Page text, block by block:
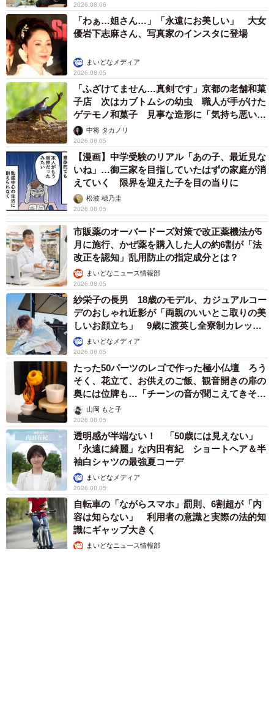
2026.08.06
「わぁ…姐さん…」「永遠にお美しい」 大女
優岩下志麻さん、写真家のインスタに登場
まいどなメディア
2026.08.05
「ふざけてません…真剣です」京都の老舗和菓
子店 次はカブトムシの幼虫 職人が手がけた
ゲテモノ和菓子 見事な造形に「気持ち悪いく
らいリアル」
中将 タカノリ
2026.08.05
【漫画】中学受験のリアル「あの子、最近見な
いね」…御三家を目指していたはずの家庭が消
えていく 限界を迎えた子を目の当りに
松波 穂乃圭
2026.08.05
市販薬のオーバードーズ対策で改正薬機法が5
月に施行、かぜ薬を購入した人の約6割が「法
改正を認知」乱用防止の指定成分とは？
まいどなニュース情報部
2026.08.05
紗栄子の長男 18歳のモデル、カジュアルコー
デのおしゃれ近影が「両親のいいとこ取りの美
しいお顔立ち」 9歳に渡英し全寮制カレッジ
で学ぶまいどなメディア
2026.08.05
たった50パーツのレゴで作った極小仏壇 ろう
そく、花立て、お供えのご飯、観音開きの扉の
奥には位牌も…「チーンの音が聞こえてきそ
う」山岡 もと子
2026.08.05
透明感が半端ない！ 「50歳には見えない」
「永遠に綺麗」な内田有紀 ショートヘア＆半
袖白シャツの最強夏コーデ
まいどなメディア
2026.08.05
自転車の「ながらスマホ」罰則、6割超が「内
容は知らない」 利用者の意識と実際の法的知
識にギャップ大きく
まいどなニュース情報部